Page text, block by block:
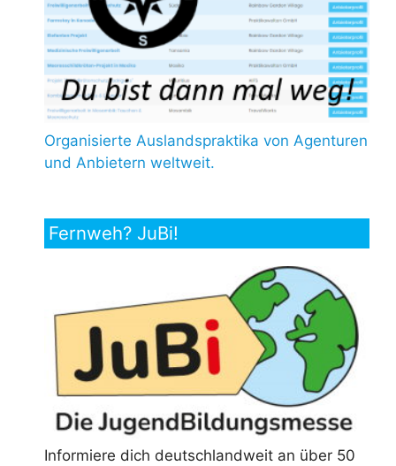
Organisierte Auslandspraktika von Agenturen
und Anbietern weltweit.
Fernweh? JuBi!
Informiere dich deutschlandweit an über 50